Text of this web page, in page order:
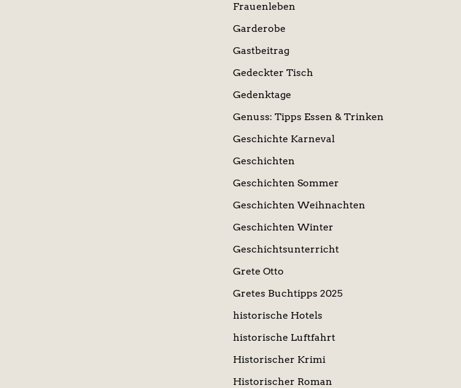
Frauenleben
Garderobe
Gastbeitrag
Gedeckter Tisch
Gedenktage
Genuss: Tipps Essen & Trinken
Geschichte Karneval
Geschichten
Geschichten Sommer
Geschichten Weihnachten
Geschichten Winter
Geschichtsunterricht
Grete Otto
Gretes Buchtipps 2025
historische Hotels
historische Luftfahrt
Historischer Krimi
Historischer Roman